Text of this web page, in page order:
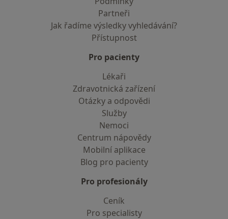
Partneři
Jak řadíme výsledky vyhledávání?
Přístupnost
Pro pacienty
Lékaři
Zdravotnická zařízení
Otázky a odpovědi
Služby
Nemoci
Centrum nápovědy
Mobilní aplikace
Blog pro pacienty
Pro profesionály
Ceník
Pro specialisty